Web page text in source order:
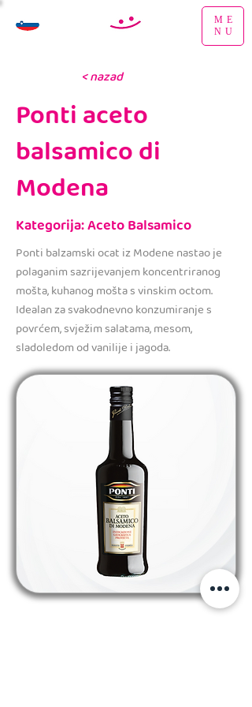
ME
NU
< nazad
Ponti aceto
balsamico di
Modena
Kategorija: Aceto Balsamico
Ponti balzamski ocat iz Modene nastao je
polaganim sazrijevanjem koncentriranog
mošta, kuhanog mošta s vinskim octom.
Idealan za svakodnevno konzumiranje s
povrćem, svježim salatama, mesom,
sladoledom od vanilije i jagoda.